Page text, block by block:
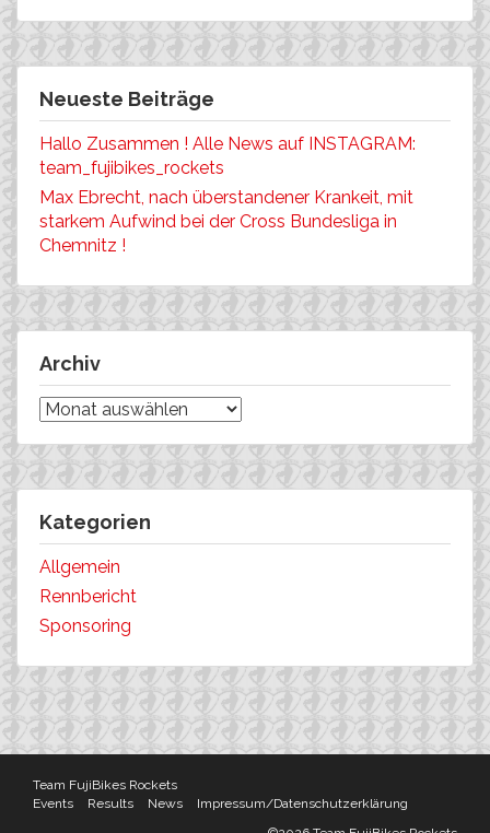
Neueste Beiträge
Hallo Zusammen ! Alle News auf INSTAGRAM:
team_fujibikes_rockets
Max Ebrecht, nach überstandener Krankeit, mit
starkem Aufwind bei der Cross Bundesliga in
Chemnitz !
Archiv
Archiv
Kategorien
Allgemein
Rennbericht
Sponsoring
Team FujiBikes Rockets
Events
Results News
Impressum/Datenschutzerklärung